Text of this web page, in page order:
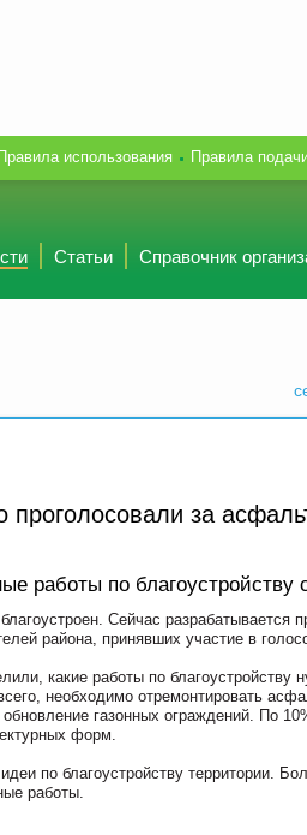
использования Правила
Статьи Справочник
за
работы по благоустройству
Сейчас разрабатывается
района, принявших участие в
какие работы по благоустройству
необходимо отремонтировать
газонных ограждений. По
форм.
по благоустройству территории.
работы.